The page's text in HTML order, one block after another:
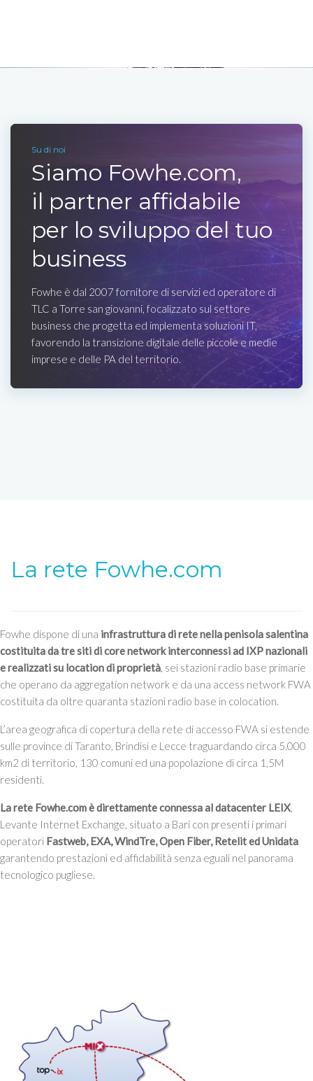
Su di noi
Siamo Fowhe.com,
il partner affidabile
per lo sviluppo del tuo
business
Fowhe è dal 2007 fornitore di servizi ed operatore di
TLC a Torre san giovanni, focalizzato sul settore
business che progetta ed implementa soluzioni IT,
favorendo la transizione digitale delle piccole e medie
imprese e delle PA del territorio.
La rete Fowhe.com
Fowhe dispone di una infrastruttura di rete nella penisola salentina
costituita da tre siti di core network interconnessi ad IXP nazionali
e realizzati su location di proprietà, sei stazioni radio base primarie
che operano da aggregation network e da una access network FWA
costituita da oltre quaranta stazioni radio base in colocation.
L’area geografica di copertura della rete di accesso FWA si estende
sulle province di Taranto, Brindisi e Lecce traguardando circa 5.000
km2 di territorio, 130 comuni ed una popolazione di circa 1,5M
residenti.
La rete Fowhe.com è direttamente connessa al datacenter LEIX,
Levante Internet Exchange, situato a Bari con presenti i primari
operatori Fastweb, EXA, WindTre, Open Fiber, Retelit ed Unidata
garantendo prestazioni ed affidabilità senza eguali nel panorama
tecnologico pugliese.